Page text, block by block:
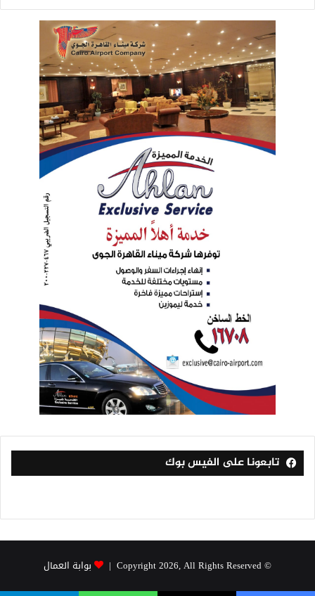
تابعونا على الفيس بوك
© Copyright 2026, All Rights Reserved | بوابة العمال